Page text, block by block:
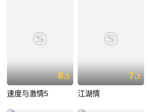
8.5
速度与激情5
7.3
江湖情